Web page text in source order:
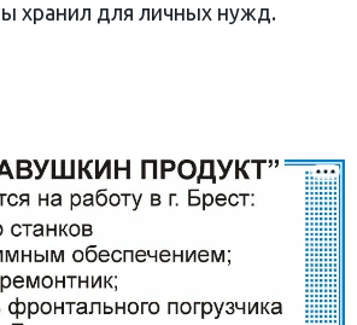
хранил для личных нужд.